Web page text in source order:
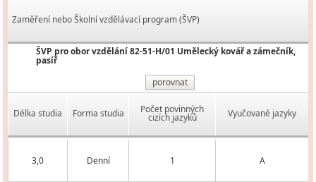
Zaměření nebo Školní vzdělávací program (ŠVP)
ŠVP pro obor vzdělání 82-51-H/01 Umělecký kovář a zámečník,
pasíř
porovnat
Délka studia Forma studia Počet povinných
cizích jazyků Vyučované jazyky
3,0 Denní 1 A